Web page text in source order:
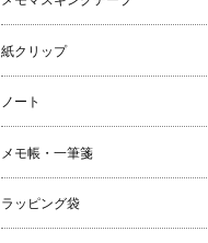
紙クリップ
ノート
メモ帳・一筆箋
ラッピング袋